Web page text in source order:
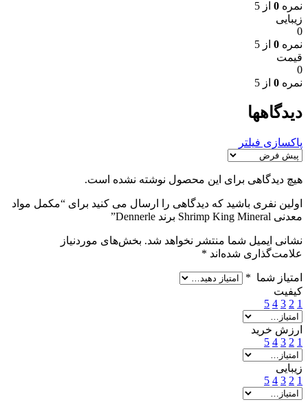
نمره 0 از 5
زیبایی
0
نمره 0 از 5
قیمت
0
نمره 0 از 5
دیدگاهها
پاکسازی فیلتر
هیچ دیدگاهی برای این محصول نوشته نشده است.
اولین نفری باشید که دیدگاهی را ارسال می کنید برای “مکمل مواد
معدنی Shrimp King Mineral برند Dennerle”
نشانی ایمیل شما منتشر نخواهد شد. بخش‌های موردنیاز
علامت‌گذاری شده‌اند *
امتیاز شما *
کیفیت
1
2
3
4
5
ارزش خرید
1
2
3
4
5
زیبایی
1
2
3
4
5